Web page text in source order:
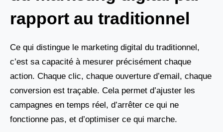
rapport au traditionnel
Ce qui distingue le marketing digital du traditionnel,
c’est sa capacité à mesurer précisément chaque
action. Chaque clic, chaque ouverture d’email, chaque
conversion est traçable. Cela permet d’ajuster les
campagnes en temps réel, d’arrêter ce qui ne
fonctionne pas, et d’optimiser ce qui marche.